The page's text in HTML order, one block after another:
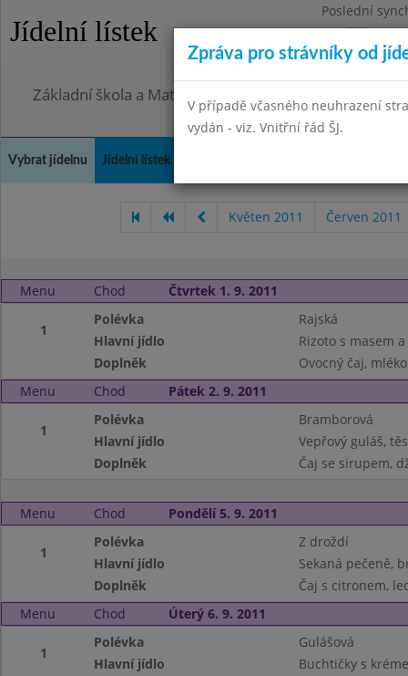
Jídelní lístek
Poslední
Pondělí
Omezení
Základní škola a Mateřská škola, Praha 4, Ohradní 49
Vybrat jídelnu Jídelní lístek
Květen 2011 Červen 2011
Menu Chod Čtvrtek 1. 9. 2011
1
Polévka
Rajská
Hlavní jídlo
Rizoto s masem
Doplněk
Ovocný čaj,
Menu
Chod Pátek 2. 9. 2011
1
Polévka
Bramborová
Hlavní jídlo
Vepřový guláš,
Doplněk
Čaj se sirupem,
Menu Chod Pondělí 5. 9. 2011
1
Polévka
Z droždí
Hlavní jídlo
Sekaná pečeně,
Doplněk
Čaj s citronem,
Menu
Chod Úterý 6. 9. 2011
1
Polévka
Gulášová
Hlavní jídlo
Buchtičky s
Zpráva pro strávníky od
V případě včasného neuhrazení
vydán - viz. Vnitřní řád ŠJ.